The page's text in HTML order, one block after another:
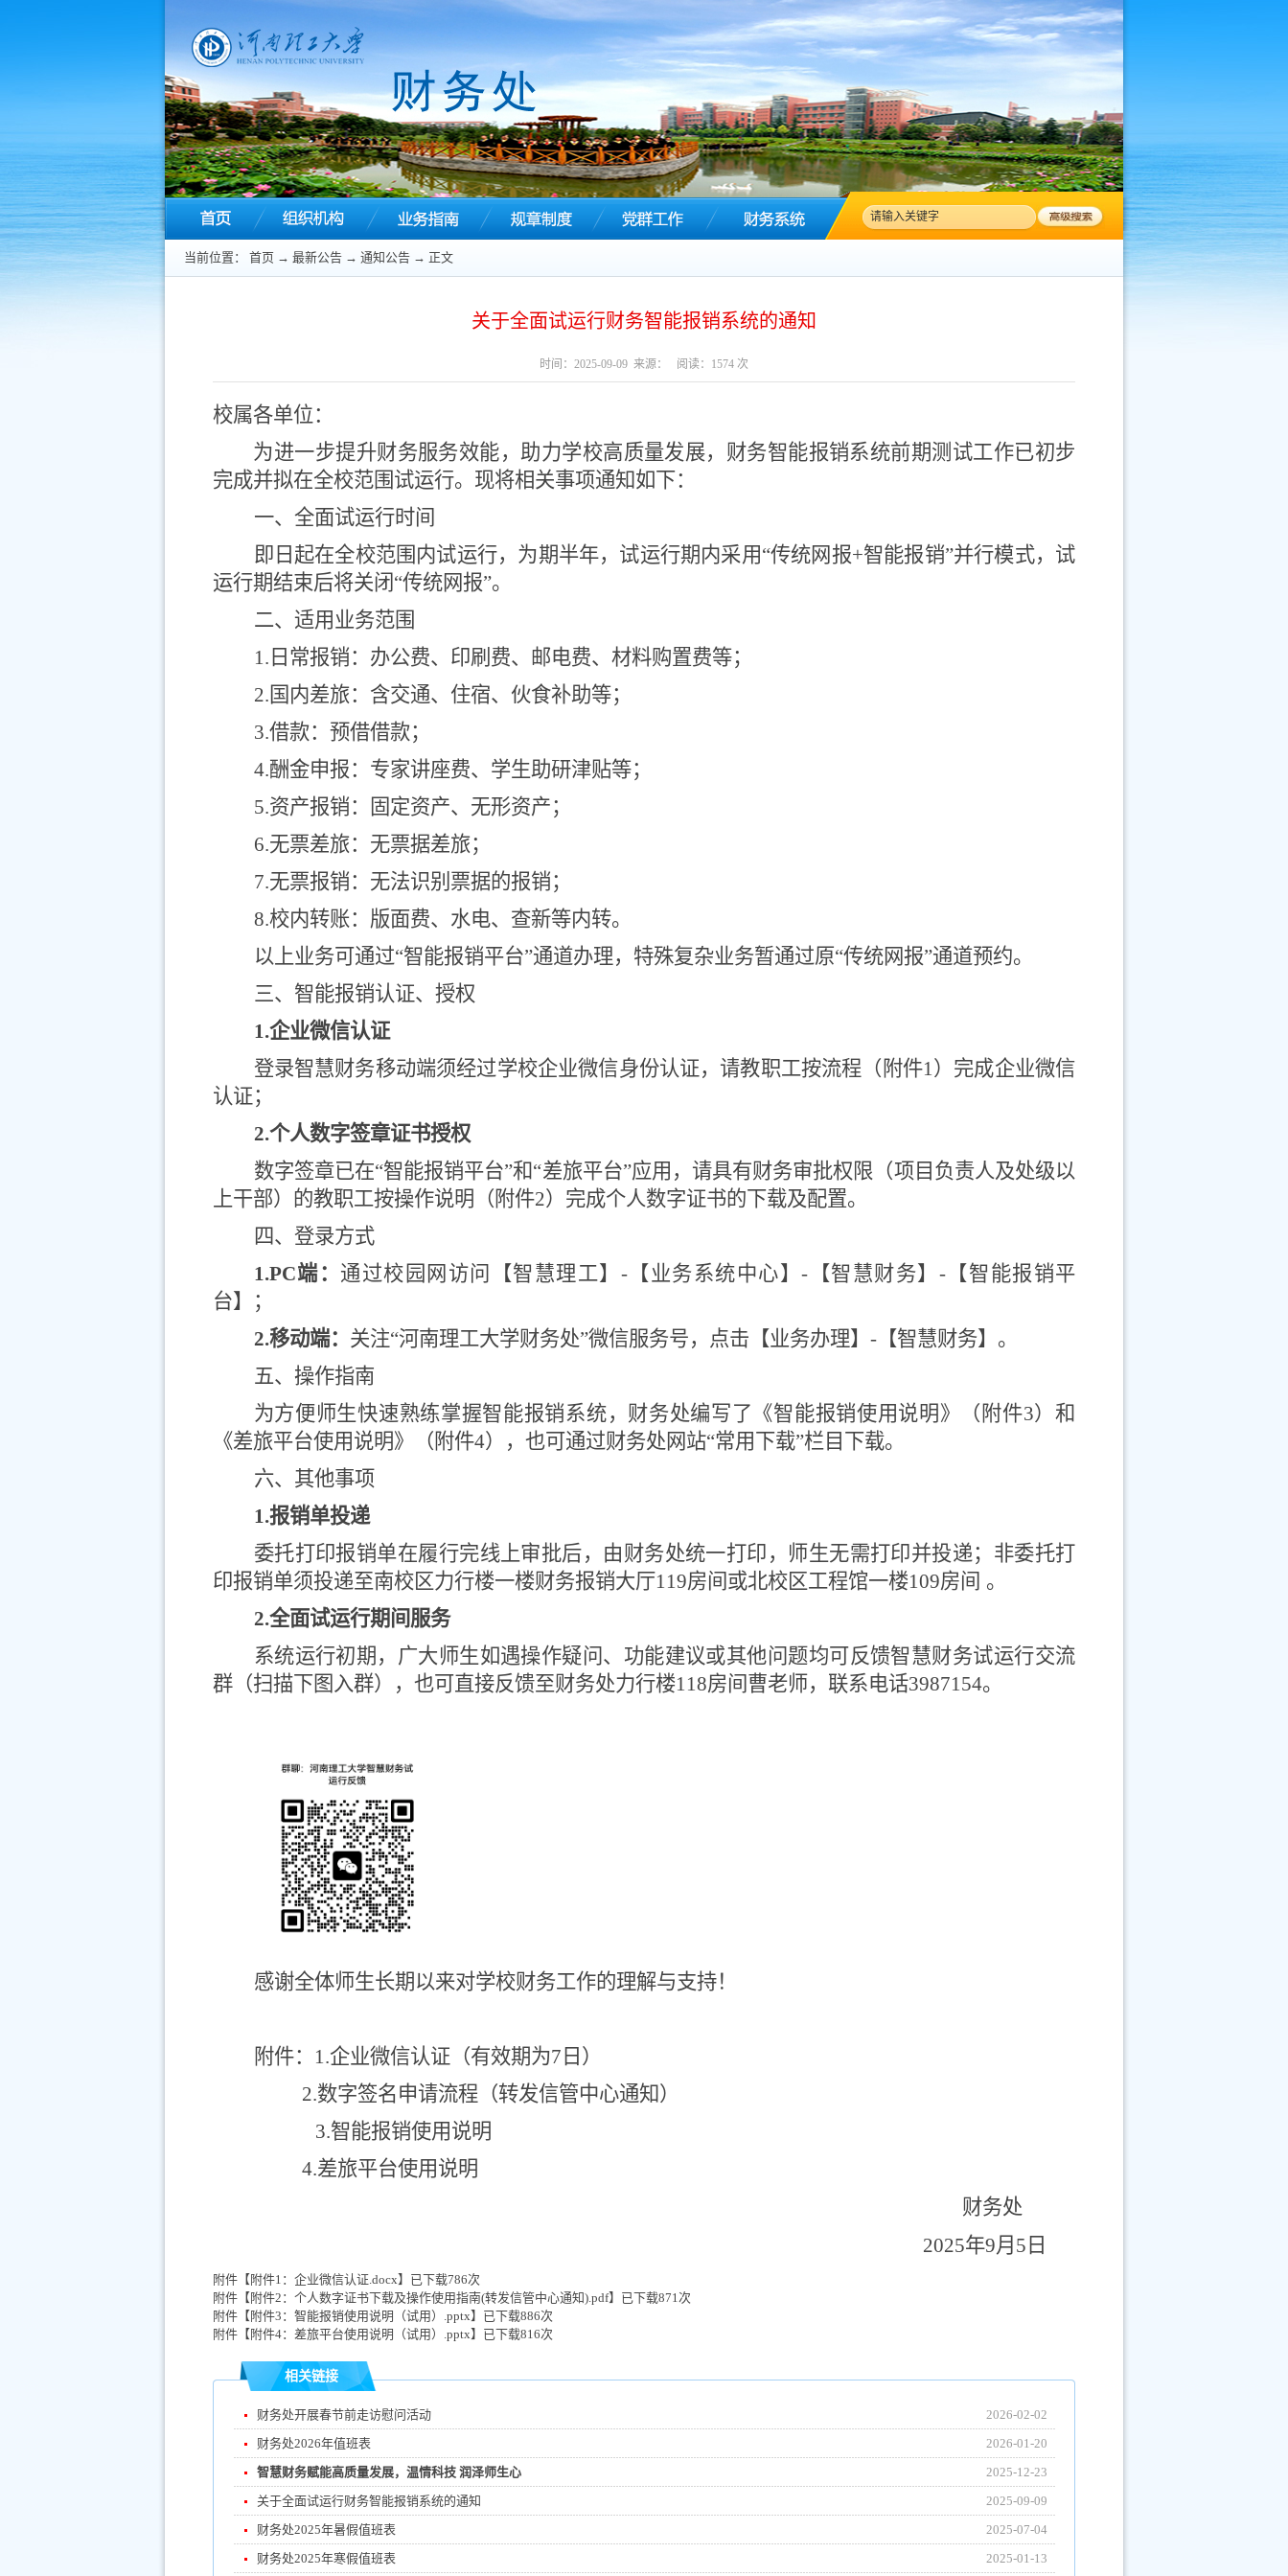
当前位置： 首页 → 最新公告 → 通知公告 → 正文
关于全面试运行财务智能报销系统的通知
时间： 2025-09-09 来源： 阅读： 1574 次
校属各单位：
为进一步提升财务服务效能，助力学校高质量发展，财务智能报销系统前期测试工作已初步
完成并拟在全校范围试运行。现将相关事项通知如下：
一、全面试运行时间
即日起在全校范围内试运行，为期半年，试运行期内采用“传统网报+智能报销”并行模式，试
运行期结束后将关闭“传统网报”。
二、适用业务范围
1. 日常报销：办公费、印刷费、邮电费、材料购置费等；
2. 国内差旅：含交通、住宿、伙食补助等；
3.借款：预借借款；
4.酬金申报：专家讲座费、学生助研津贴等；
5.资产报销：固定资产、无形资产；
6.无票差旅：无票据差旅；
7.无票报销：无法识别票据的报销；
8.校内转账：版面费、水电、查新等内转。
以上业务可通过“智能报销平台”通道办理，特殊复杂业务暂通过原“传统网报”通道预约。
三、智能报销认证、授权
1.企业微信认证
登录智慧财务移动端须经过学校企业微信身份认证，请教职工按流程（附件1）完成企业微信
认证；
2.个人数字签章证书授权
数字签章已在“智能报销平台”和“差旅平台”应用，请具有财务审批权限（项目负责人及处级以
上干部）的教职工按操作说明（附件2）完成个人数字证书的下载及配置。
四、登录方式
1.PC端： 通过校园网访问【智慧理工】 -【业务系统中心】- 【智慧财务】 -【智能报销平
台】；
2.移动端： 关注“河南理工大学财务处”微信服务号，点击【业务办理】 -【智慧财务】。
五、操作指南
为方便师生快速熟练掌握智能报销系统，财务处编写了《智能报销使用说明》（附件3）和
《差旅平台使用说明》（附件4），也可通过财务处网站“常用下载”栏目下载。
六、其他事项
1.报销单投递
委托打印报销单在履行完线上审批后，由财务处统一打印，师生无需打印并投递；非委托打
印报销单须投递至南校区力行楼一楼财务报销大厅119房间或北校区工程馆一楼109房间 。
2.全面试运行期间服务
系统运行初期，广大师生如遇操作疑问、功能建议或其他问题均可反馈智慧财务试运行交流
群（扫描下图入群），也可直接反馈至财务处力行楼118房间曹老师，联系电话3987154。
感谢全体师生长期以来对学校财务工作的理解与支持！
附件： 1.企业微信认证（有效期为7 日）
2.数字签名申请流程（转发信管中心通知）
3.智能报销使用说明
4.差旅平台使用说明
财务处
2025年9月 5 日
附件【 附件1：企业微信认证.docx】已下载786次
附件【 附件2：个人数字证书下载及操作使用指南(转发信管中心通知).pdf】已下载871次
附件【 附件3：智能报销使用说明（试用）.pptx】已下载886次
附件【 附件4：差旅平台使用说明（试用）.pptx】已下载816次
相关链接
2026-02-02
财务处开展春节前走访慰问活动
2026-01-20
财务处2026年值班表
2025-12-23
智慧财务赋能高质量发展，温情科技 润泽师生心
2025-09-09
关于全面试运行财务智能报销系统的通知
2025-07-04
财务处2025年暑假值班表
2025-01-13
财务处2025年寒假值班表